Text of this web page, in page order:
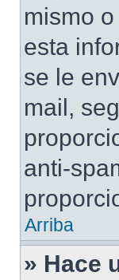
mismo
esta
se le
mail,
anti-
Arriba
» Hace